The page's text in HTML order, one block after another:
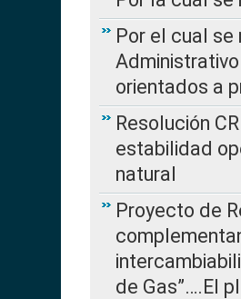
Por el cual
orientados a
Resolución
estabilidad
natural
Proyecto de
de Gas”….El